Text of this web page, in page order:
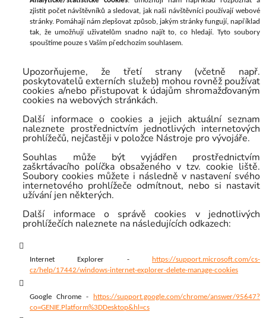
zjistit počet návštěvníků a sledovat, jak naši návštěvníci používají webové
stránky. Pomáhají nám zlepšovat způsob, jakým stránky fungují, například
tak, že umožňují uživatelům snadno najít to, co hledají. Tyto soubory
spouštíme pouze s Vaším předchozím souhlasem.
Upozorňujeme, že třetí strany (včetně např.
poskytovatelů externích služeb) mohou rovněž používat
cookies a/nebo přistupovat k údajům shromažďovaným
cookies na webových stránkách.
Další informace o cookies a jejich aktuální seznam
naleznete prostřednictvím jednotlivých internetových
prohlížečů, nejčastěji v položce Nástroje pro vývojáře.
Souhlas může být vyjádřen prostřednictvím
zaškrtávacího políčka obsaženého v tzv. cookie liště.
Soubory cookies můžete i následně v nastavení svého
internetového prohlížeče odmítnout, nebo si nastavit
užívání jen některých.
Další informace o správě cookies v jednotlivých
prohlížečích naleznete na následujících odkazech:
Internet Explorer -
https://support.microsoft.com/cs-
cz/help/17442/windows-internet-explorer-delete-manage-cookies
Google Chrome -
https://support.google.com/chrome/answer/95647?
co=GENIE.Platform%3DDesktop&hl=cs